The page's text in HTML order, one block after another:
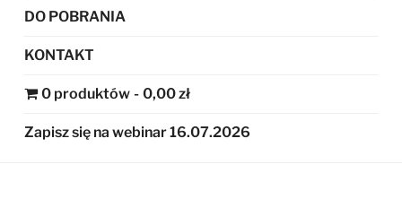
DO POBRANIA
KONTAKT
0 produktów 0,00 zł
Zapisz się na webinar 16.07.2026